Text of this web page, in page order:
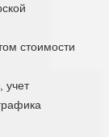
стоимости
учет